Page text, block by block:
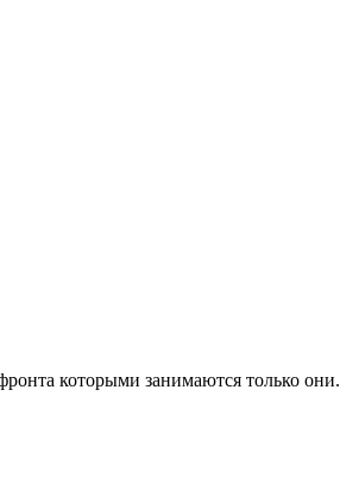
которыми занимаются только они.